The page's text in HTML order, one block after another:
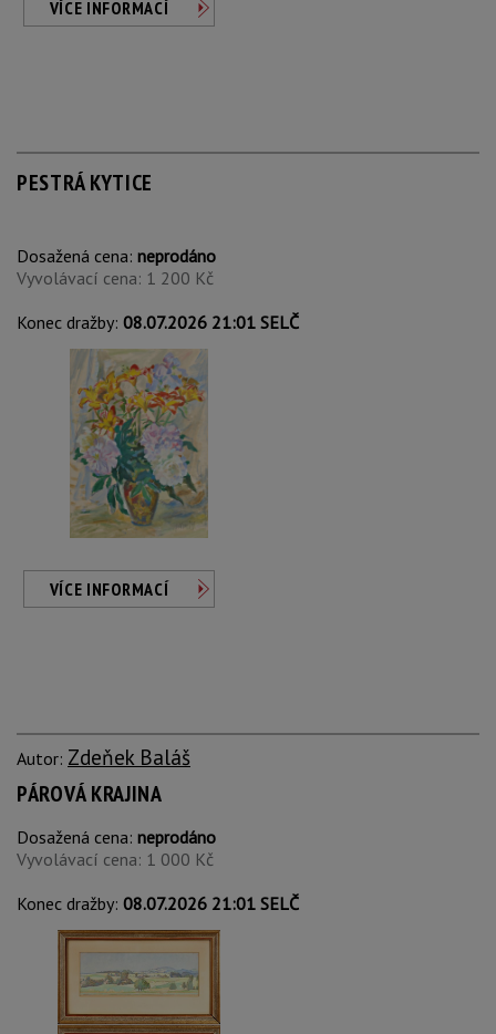
VÍCE INFORMACÍ
PESTRÁ KYTICE
Dosažená cena: neprodáno
Vyvolávací cena: 1 200 Kč
Konec dražby: 08.07.2026 21:01 SELČ
VÍCE INFORMACÍ
Autor: Zdeňek Baláš
PÁROVÁ KRAJINA
Dosažená cena: neprodáno
Vyvolávací cena: 1 000 Kč
Konec dražby: 08.07.2026 21:01 SELČ